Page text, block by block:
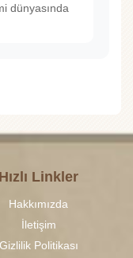
dünyasında
Hızlı Linkler
Hakkımızda
İletişim
Gizlilik Politikası